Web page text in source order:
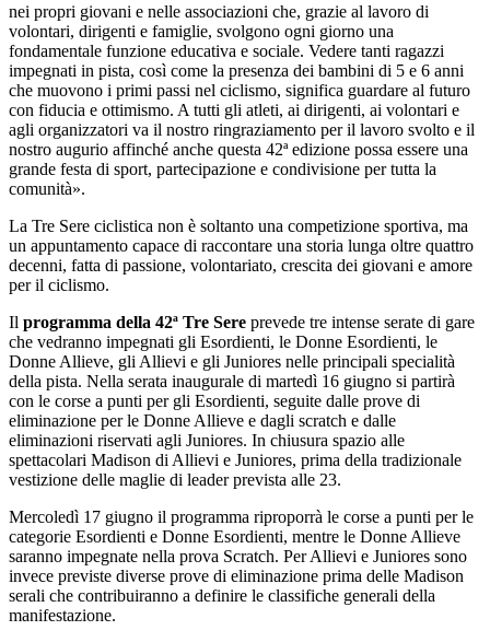
nei propri giovani e nelle associazioni che, grazie al lavoro di
volontari, dirigenti e famiglie, svolgono ogni giorno una
fondamentale funzione educativa e sociale. Vedere tanti ragazzi
impegnati in pista, così come la presenza dei bambini di 5 e 6 anni
che muovono i primi passi nel ciclismo, significa guardare al futuro
con fiducia e ottimismo. A tutti gli atleti, ai dirigenti, ai volontari e
agli organizzatori va il nostro ringraziamento per il lavoro svolto e il
nostro augurio affinché anche questa 42ª edizione possa essere una
grande festa di sport, partecipazione e condivisione per tutta la
comunità».
La Tre Sere ciclistica non è soltanto una competizione sportiva, ma
un appuntamento capace di raccontare una storia lunga oltre quattro
decenni, fatta di passione, volontariato, crescita dei giovani e amore
per il ciclismo.
Il programma della 42ª Tre Sere prevede tre intense serate di gare
che vedranno impegnati gli Esordienti, le Donne Esordienti, le
Donne Allieve, gli Allievi e gli Juniores nelle principali specialità
della pista. Nella serata inaugurale di martedì 16 giugno si partirà
con le corse a punti per gli Esordienti, seguite dalle prove di
eliminazione per le Donne Allieve e dagli scratch e dalle
eliminazioni riservati agli Juniores. In chiusura spazio alle
spettacolari Madison di Allievi e Juniores, prima della tradizionale
vestizione delle maglie di leader prevista alle 23.
Mercoledì 17 giugno il programma riproporrà le corse a punti per le
categorie Esordienti e Donne Esordienti, mentre le Donne Allieve
saranno impegnate nella prova Scratch. Per Allievi e Juniores sono
invece previste diverse prove di eliminazione prima delle Madison
serali che contribuiranno a definire le classifiche generali della
manifestazione.